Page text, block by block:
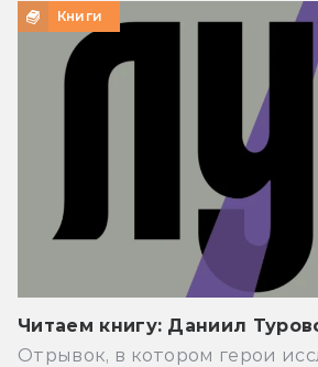
Книги
Читаем книгу: Даниил
Отрывок, в котором герои